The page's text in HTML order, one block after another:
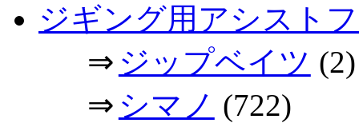
ジギング用アシスト
⇒ ジップベイツ (2)
⇒ シマノ (722)